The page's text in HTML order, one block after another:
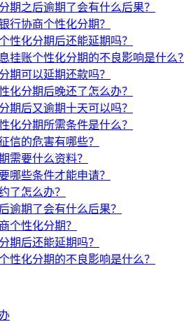
期之后逾期了会有什么后果？
行协商个性化分期？
性化分期后还能延期吗？
挂账个性化分期的不良影响是什么？
期可以延期还款吗？
化分期后晚还了怎么办？
期后又逾期十天可以吗？
化分期所需条件是什么？
信的危害有哪些？
需要什么资料？
哪些条件才能申请？
了怎么办？
逾期了会有什么后果？
个性化分期？
期后还能延期吗？
性化分期的不良影响是什么？